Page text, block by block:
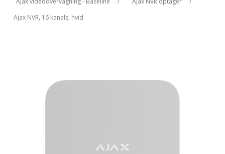
Ajax NVR, 16 kanals, hvid